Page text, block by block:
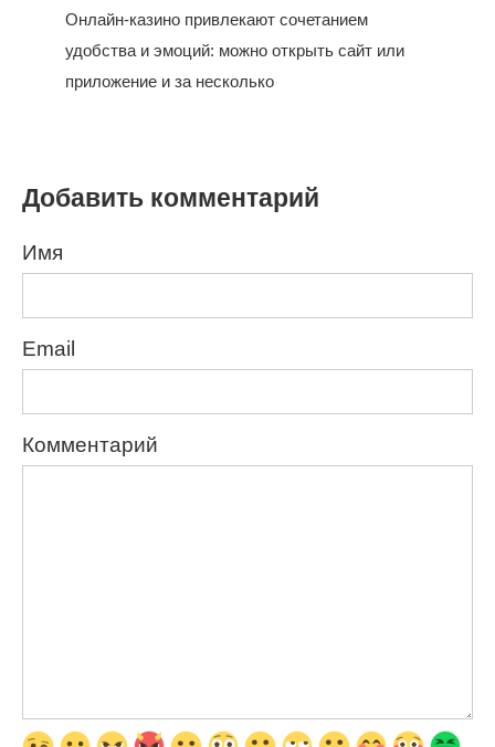
Онлайн-казино привлекают сочетанием
удобства и эмоций: можно открыть сайт или
приложение и за несколько
Добавить комментарий
Имя
Email
Комментарий